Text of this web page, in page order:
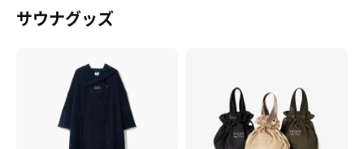
サウナグッズ